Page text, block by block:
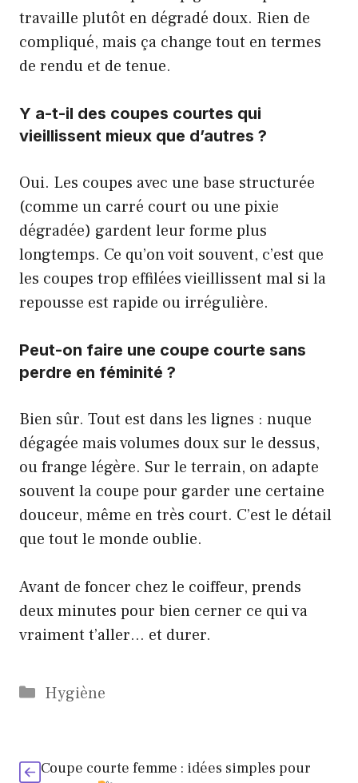
travaille plutôt en dégradé doux. Rien de
compliqué, mais ça change tout en termes
de rendu et de tenue.
Y a-t-il des coupes courtes qui
vieillissent mieux que d’autres ?
Oui. Les coupes avec une base structurée
(comme un carré court ou une pixie
dégradée) gardent leur forme plus
longtemps. Ce qu’on voit souvent, c’est que
les coupes trop effilées vieillissent mal si la
repousse est rapide ou irrégulière.
Peut-on faire une coupe courte sans
perdre en féminité ?
Bien sûr. Tout est dans les lignes : nuque
dégagée mais volumes doux sur le dessus,
ou frange légère. Sur le terrain, on adapte
souvent la coupe pour garder une certaine
douceur, même en très court. C’est le détail
que tout le monde oublie.
Avant de foncer chez le coiffeur, prends
deux minutes pour bien cerner ce qui va
vraiment t’aller… et durer.
Catégories
Hygiène
Coupe courte femme : idées simples pour